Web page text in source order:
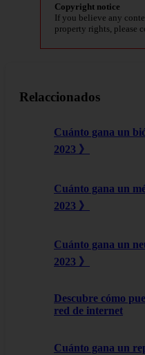
Copyright notice
If you believe any
property rights, please
Relaccionados
Cuánto gana un
2023 》
Cuánto gana un
2023 》
Cuánto gana un
2023 》
Descubre cómo
red de internet
Cuánto gana un